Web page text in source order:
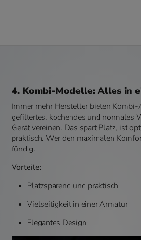
4. Kombi-Modelle: Alles in
Immer mehr Hersteller bieten Kombi-
gefiltertes, kochendes und normales
Gerät vereinen. Das spart Platz, ist
praktisch. Wer den maximalen
fündig.
Vorteile:
Platzsparend und praktisch
Vielseitigkeit in einer Armatur
Elegantes Design